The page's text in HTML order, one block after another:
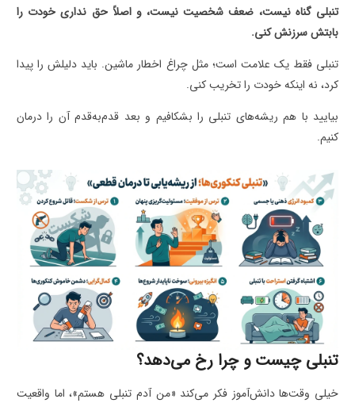
تنبلی گناه نیست، ضعف شخصیت نیست، و اصلاً حق نداری خودت را
بابتش سرزنش کنی.
تنبلی فقط یک علامت است؛ مثل چراغ اخطار ماشین. باید دلیلش را پیدا
کرد، نه اینکه خودت را تخریب کنی.
بیایید با هم ریشه‌های تنبلی را بشکافیم و بعد قدم‌به‌قدم آن را درمان
کنیم.
تنبلی چیست و چرا رخ می‌دهد؟
خیلی وقت‌ها دانش‌آموز فکر می‌کند «من آدم تنبلی هستم»، اما واقعیت